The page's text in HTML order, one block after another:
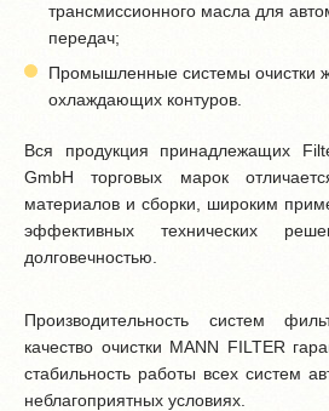
трансмиссионного масла для
передач;
Промышленные системы очистки
охлаждающих контуров.
Вся продукция принадлежащих
GmbH торговых марок
материалов и сборки, широким
эффективных технических
долговечностью.
Производительность систем
качество очистки MANN FILTER
стабильность работы всех систем
неблагоприятных условиях.